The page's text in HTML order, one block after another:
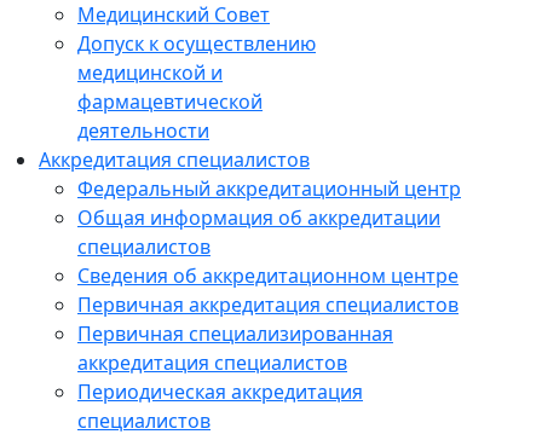
Медицинский Совет
Допуск к осуществлению
медицинской и
фармацевтической
деятельности
Аккредитация специалистов
Федеральный аккредитационный центр
Общая информация об аккредитации
специалистов
Сведения об аккредитационном центре
Первичная аккредитация специалистов
Первичная специализированная
аккредитация специалистов
Периодическая аккредитация
специалистов